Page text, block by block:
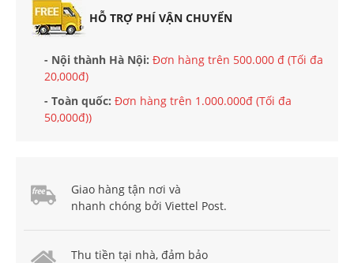
HỖ TRỢ PHÍ VẬN CHUYỂN
- Nội thành Hà Nội: Đơn hàng trên 500.000 đ (Tối đa
20,000đ)
- Toàn quốc: Đơn hàng trên 1.000.000đ (Tối đa
50,000đ))
Giao hàng tận nơi và
nhanh chóng bởi Viettel Post.
Thu tiền tại nhà, đảm bảo